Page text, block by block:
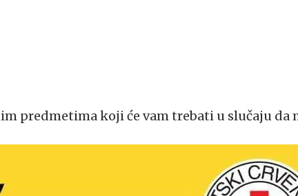
predmetima koji će vam trebati u slučaju da